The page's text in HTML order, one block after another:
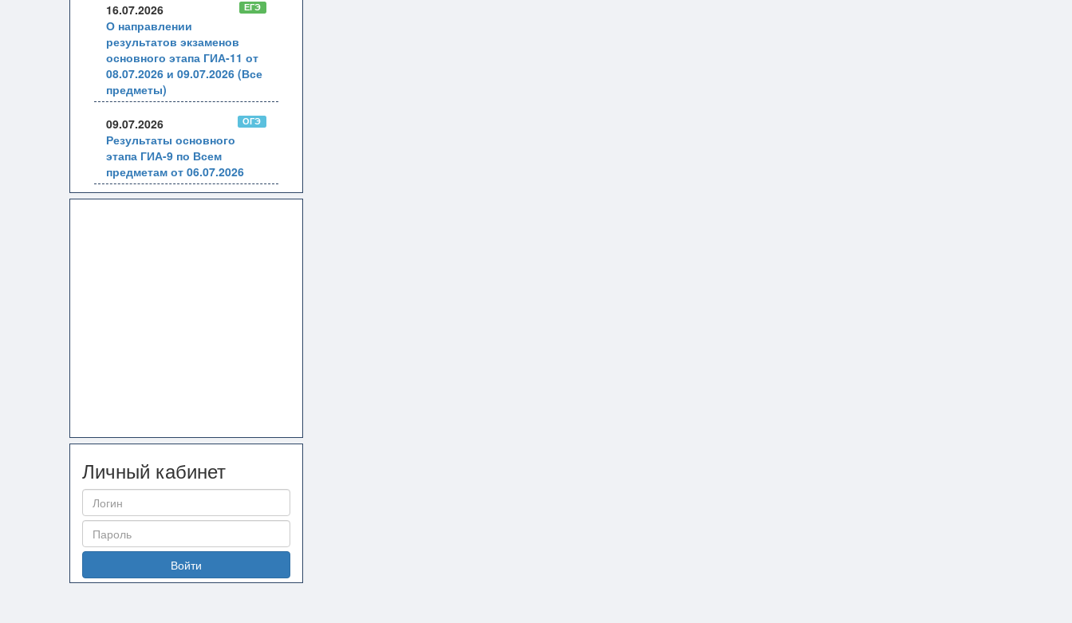
16.07.2026 ЕГЭ
О направлении
результатов экзаменов
основного этапа ГИА-11 от
08.07.2026 и 09.07.2026 (Все
предметы)
09.07.2026 ОГЭ
Результаты основного
этапа ГИА-9 по Всем
предметам от 06.07.2026
Личный кабинет
Войти